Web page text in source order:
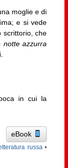
moglie e di
e si vede
scrittorio, che
notte azzurra
in cui la
eBook
russa •